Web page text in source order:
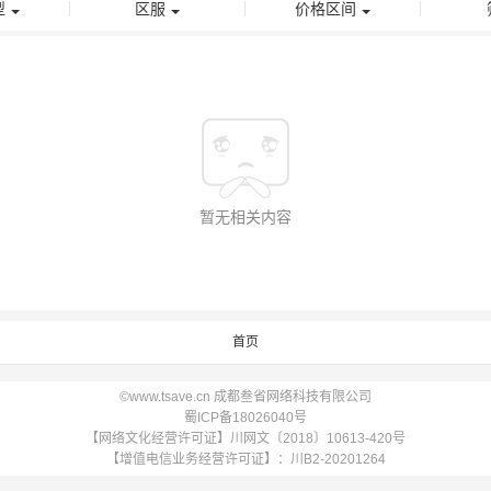
区服 价格区间
暂无相关内容
首页
©www.tsave.cn 成都叁省网络科技有限公司
蜀ICP备18026040号
【网络文化经营许可证】川网文〔2018〕10613-420号
【增值电信业务经营许可证】：川B2-20201264